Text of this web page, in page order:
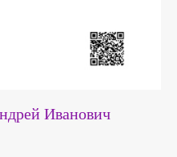
Иванович